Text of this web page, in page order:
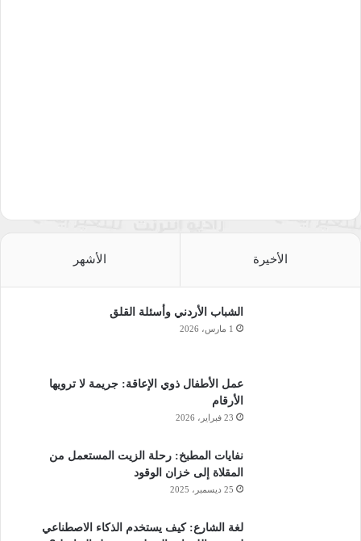
الأخيرة الأشهر
الشباب الأردني وأسئلة القلق
1 مارس، 2026
عمل الأطفال ذوي الإعاقة: جريمة لا ترويها
الأرقام
23 فبراير، 2026
نفايات المطبخ: رحلة الزيت المستعمل من
المقلاة إلى خزان الوقود
25 ديسمبر، 2025
لغة الشارع: كيف يستخدم الذكاء الاصطناعي